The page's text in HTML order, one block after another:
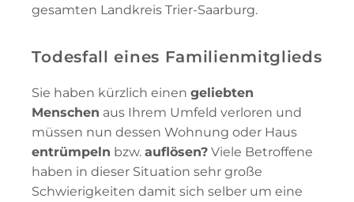
gesamten Landkreis Trier-Saarburg.
Todesfall eines Familienmitglieds
Sie haben kürzlich einen geliebten
Menschen aus Ihrem Umfeld verloren und
müssen nun dessen Wohnung oder Haus
entrümpeln bzw. auflösen? Viele Betroffene
haben in dieser Situation sehr große
Schwierigkeiten damit sich selber um eine